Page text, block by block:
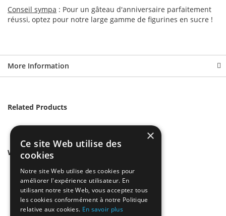
Conseil sympa : Pour un gâteau d'anniversaire parfaitement
réussi, optez pour notre large gamme de figurines en sucre !
More Information
Related Products
We found other products you might like!
×
Ce site Web utilise des
cookies
Notre site Web utilise des cookies pour
améliorer l'expérience utilisateur. En
utilisant notre site Web, vous acceptez tous
les cookies conformément à notre Politique
relative aux cookies. En savoir plus